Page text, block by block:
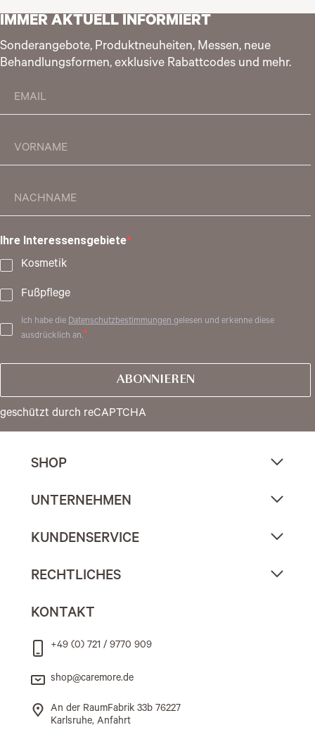
IMMER AKTUELL INFORMIERT
Sonderangebote, Produktneuheiten, Messen, neue
Behandlungsformen, exklusive Rabattcodes und mehr.
Ihre Interessensgebiete
Kosmetik
Fußpflege
Ich habe die Datenschutzbestimmungengelesen und erkenne diese
ausdrücklich an.
ABONNIEREN
geschützt durch reCAPTCHA
SHOP
UNTERNEHMEN
KUNDENSERVICE
RECHTLICHES
KONTAKT
+49 (0) 721 / 9770 909
shop@caremore.de
An der RaumFabrik 33b 76227
Karlsruhe, Anfahrt